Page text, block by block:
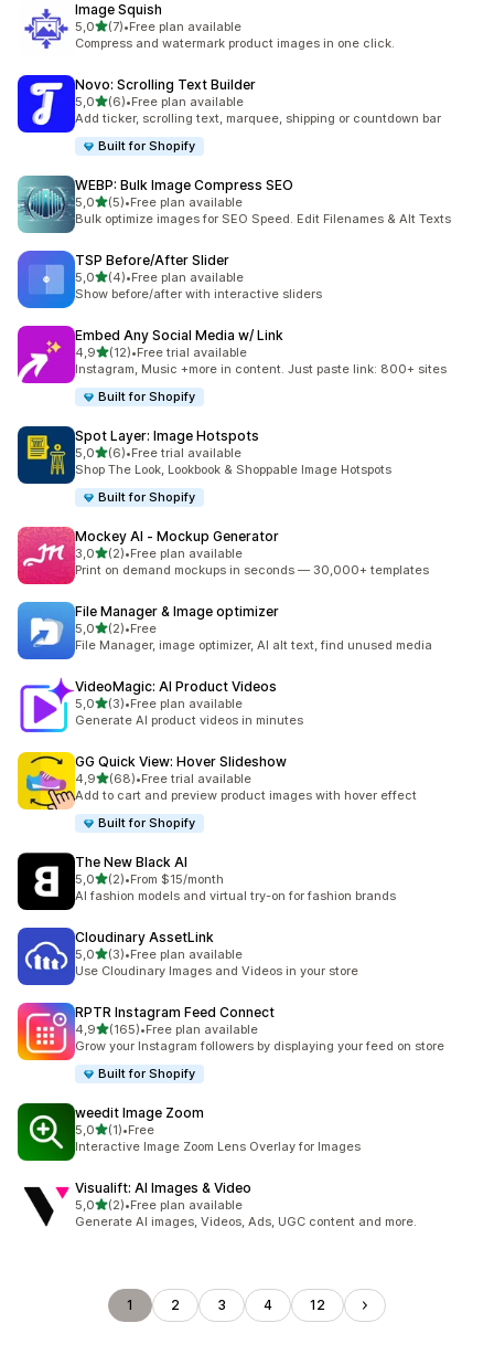
Image Squish
5,0/ 5 tähteä
(7)
7 arvostelua yhteensä
•Free plan available
Compress and watermark product images in one click.
Novo: Scrolling Text Builder
5,0/ 5 tähteä
(6)
6 arvostelua yhteensä
•Free plan available
Add ticker, scrolling text, marquee, shipping or countdown bar
Built for Shopify
WEBP: Bulk Image Compress SEO
5,0/ 5 tähteä
(5)
5 arvostelua yhteensä
•Free plan available
Bulk optimize images for SEO Speed. Edit Filenames & Alt Texts
TSP Before/After Slider
5,0/ 5 tähteä
(4)
4 arvostelua yhteensä
•Free plan available
Show before/after with interactive sliders
Embed Any Social Media w/ Link
4,9/ 5 tähteä
(12)
12 arvostelua yhteensä
•Free trial available
Instagram, Music +more in content. Just paste link: 800+ sites
Built for Shopify
Spot Layer: Image Hotspots
5,0/ 5 tähteä
(6)
6 arvostelua yhteensä
•Free trial available
Shop The Look, Lookbook & Shoppable Image Hotspots
Built for Shopify
Mockey AI ‑ Mockup Generator
3,0/ 5 tähteä
(2)
2 arvostelua yhteensä
•Free plan available
Print on demand mockups in seconds — 30,000+ templates
File Manager & Image optimizer
5,0/ 5 tähteä
(2)
2 arvostelua yhteensä
•Free
File Manager, image optimizer, AI alt text, find unused media
VideoMagic: AI Product Videos
5,0/ 5 tähteä
(3)
3 arvostelua yhteensä
•Free plan available
Generate AI product videos in minutes
GG Quick View: Hover Slideshow
4,9/ 5 tähteä
(68)
68 arvostelua yhteensä
•Free trial available
Add to cart and preview product images with hover effect
Built for Shopify
The New Black AI
5,0/ 5 tähteä
(2)
2 arvostelua yhteensä
•From $15/month
AI fashion models and virtual try-on for fashion brands
Cloudinary AssetLink
5,0/ 5 tähteä
(3)
3 arvostelua yhteensä
•Free plan available
Use Cloudinary Images and Videos in your store
RPTR Instagram Feed Connect
4,9/ 5 tähteä
(165)
165 arvostelua yhteensä
•Free plan available
Grow your Instagram followers by displaying your feed on store
Built for Shopify
weedit Image Zoom
5,0/ 5 tähteä
(1)
1 arvostelua yhteensä
•Free
Interactive Image Zoom Lens Overlay for Images
Visualift: AI Images & Video
5,0/ 5 tähteä
(2)
2 arvostelua yhteensä
•Free plan available
Generate AI images, Videos, Ads, UGC content and more.
1 2 3 4 12